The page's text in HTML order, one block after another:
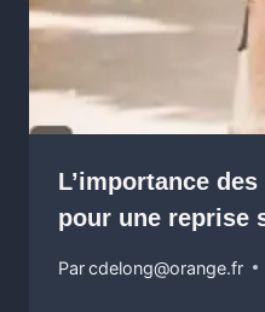
L’importance
pour une reprise
Parcdelong@orange.fr